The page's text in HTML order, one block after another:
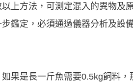
上方法，可測定混入的異物及
鑑定，必須通過儀器分析及設
果是長一斤魚需要0.5kg飼料，